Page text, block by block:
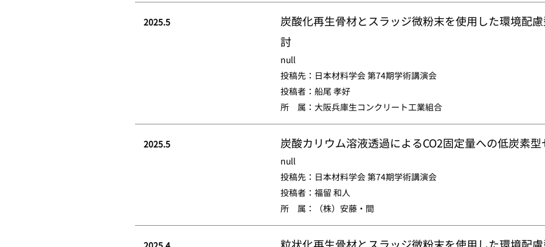
2025.5
炭酸化再生骨材とスラッジ微粉末を使用した環境配
討
null
投稿先：日本材料学会 第74期学術講演会
投稿者：船尾 孝好
所 属：大阪兵庫生コンクリート工業組合
2025.5 炭酸カリウム溶液透過によるCO2固定量への低炭素
null
投稿先：日本材料学会 第74期学術講演会
投稿者：福留 和人
所 属：（株）安藤・間